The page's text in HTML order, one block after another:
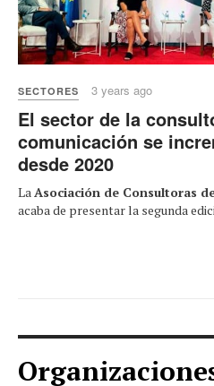
SECTORES 3 years ago
El sector de la
comunicación se
desde 2020
LaAsociación de Consultoras
acaba de presentar la segunda